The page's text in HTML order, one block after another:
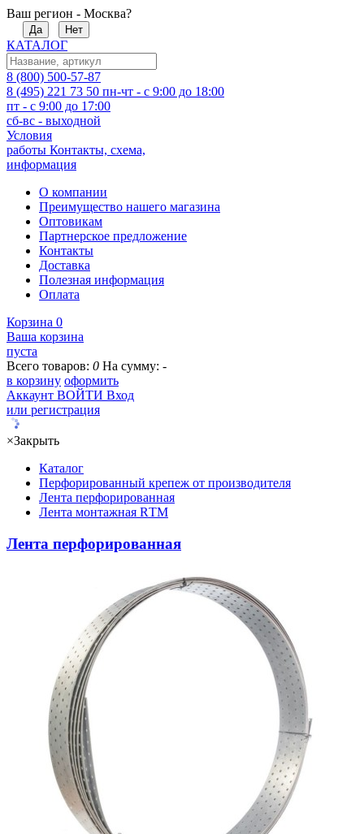
Ваш регион - Москва?
Да Нет
КАТАЛОГ
8 (800) 500-57-87
8 (495) 221 73 50 пн-чт - с 9:00 до 18:00
пт - с 9:00 до 17:00
сб-вс - выходной
Условия
работы Контакты, схема,
информация
О компании
Преимущество нашего магазина
Оптовикам
Партнерское предложение
Контакты
Доставка
Полезная информация
Оплата
Корзина 0
Ваша корзина
пуста
Всего товаров: 0 На сумму: -
в корзину оформить
Аккаунт ВОЙТИ Вход
или регистрация
×Закрыть
Каталог
Перфорированный крепеж от производителя
Лента перфорированная
Лента монтажная RТМ
Лента перфорированная